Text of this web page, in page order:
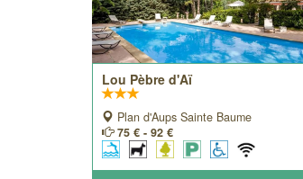
Lou Pèbre d'Aï
Plan d'Aups Sainte Baume
75 € - 92 €